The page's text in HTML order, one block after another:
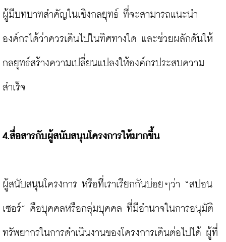
ผู้มีบทบาทสำคัญในเชิงกลยุทธ์ ที่จะสามารถแนะนำ
องค์กรได้ว่าควรเดินไปในทิศทางใด และช่วยผลักดันให้
กลยุทธ์สร้างความเปลี่ยนแปลงให้องค์กรประสบความ
สำเร็จ
4.สื่อสารกับผู้สนับสนุนโครงการให้มากขึ้น
ผู้สนับสนุนโครงการ หรือที่เราเรียกกันบ่อยๆว่า “สปอน
เซอร์” คือบุคคลหรือกลุ่มบุคคล ที่มีอำนาจในการอนุมัติ
ทรัพยากรในการดำเนินงานของโครงการเดินต่อไปได้ ผู้ที่